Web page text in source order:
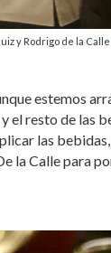
y Rodrigo de la Calle
estemos
el resto de las
las
la Calle para